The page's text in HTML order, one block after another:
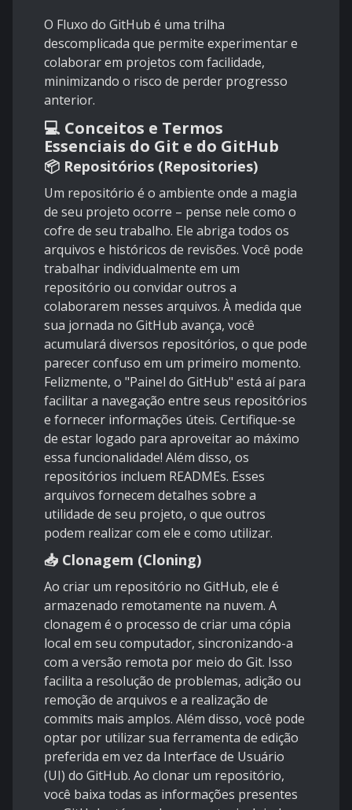
O Fluxo do GitHub é uma trilha
descomplicada que permite experimentar e
colaborar em projetos com facilidade,
minimizando o risco de perder progresso
anterior.
💻 Conceitos e Termos
Essenciais do Git e do GitHub
📦 Repositórios (Repositories)
Um repositório é o ambiente onde a magia
de seu projeto ocorre – pense nele como o
cofre de seu trabalho. Ele abriga todos os
arquivos e históricos de revisões. Você pode
trabalhar individualmente em um
repositório ou convidar outros a
colaborarem nesses arquivos. À medida que
sua jornada no GitHub avança, você
acumulará diversos repositórios, o que pode
parecer confuso em um primeiro momento.
Felizmente, o "Painel do GitHub" está aí para
facilitar a navegação entre seus repositórios
e fornecer informações úteis. Certifique-se
de estar logado para aproveitar ao máximo
essa funcionalidade! Além disso, os
repositórios incluem READMEs. Esses
arquivos fornecem detalhes sobre a
utilidade de seu projeto, o que outros
podem realizar com ele e como utilizar.
📥 Clonagem (Cloning)
Ao criar um repositório no GitHub, ele é
armazenado remotamente na nuvem. A
clonagem é o processo de criar uma cópia
local em seu computador, sincronizando-a
com a versão remota por meio do Git. Isso
facilita a resolução de problemas, adição ou
remoção de arquivos e a realização de
commits mais amplos. Além disso, você pode
optar por utilizar sua ferramenta de edição
preferida em vez da Interface de Usuário
(UI) do GitHub. Ao clonar um repositório,
você baixa todas as informações presentes